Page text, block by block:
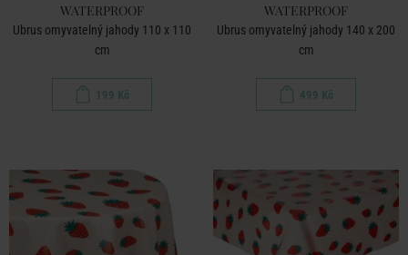
WATERPROOF
Ubrus omyvatelný jahody 110 x 110
cm
199 Kč
WATERPROOF
Ubrus omyvatelný jahody 140 x 200
cm
499 Kč